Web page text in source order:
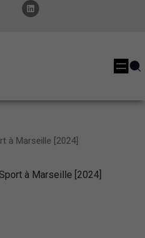
à Marseille [2024]